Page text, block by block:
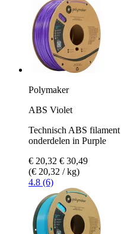
Polymaker
ABS Violet
Technisch ABS
onderdelen in Purple
€ 20,32 € 30,49
(€ 20,32 / kg)
4.8 (6)